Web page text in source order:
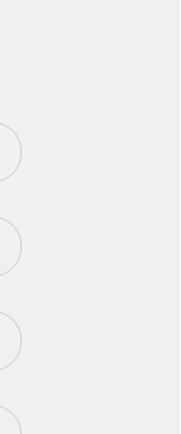
zadané údaje nijak
štatistické